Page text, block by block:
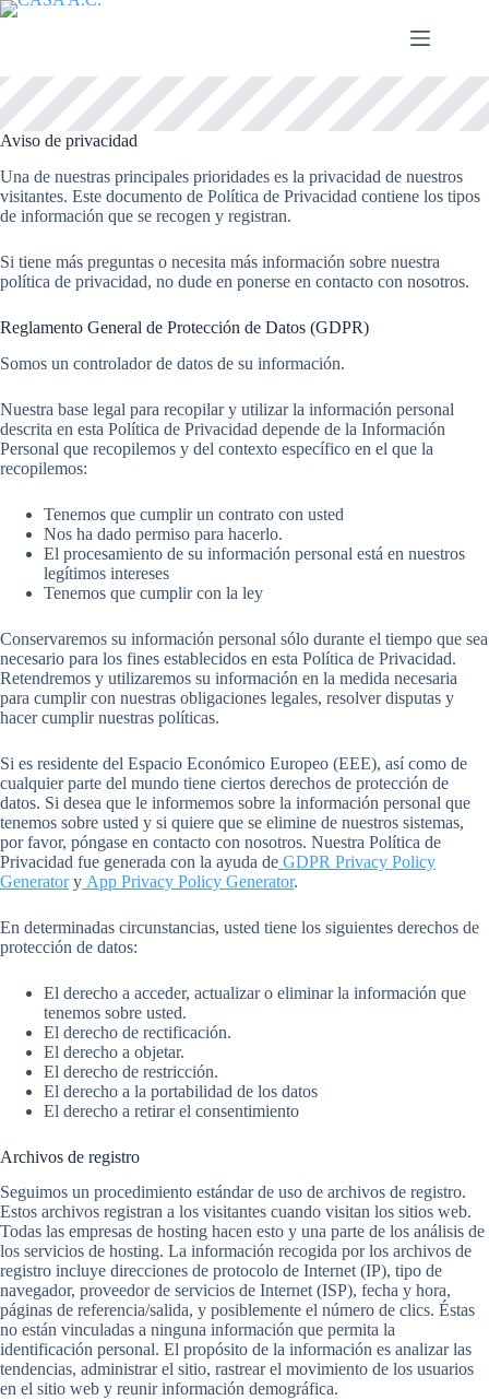
Saltar
Aviso de privacidad
Una de nuestras principales prioridades es la privacidad de nuestros
visitantes. Este documento de Política de Privacidad contiene los tipos
de información que se recogen y registran.
Si tiene más preguntas o necesita más información sobre nuestra
política de privacidad, no dude en ponerse en contacto con nosotros.
Reglamento General de Protección de Datos (GDPR)
Somos un controlador de datos de su información.
Nuestra base legal para recopilar y utilizar la información personal
descrita en esta Política de Privacidad depende de la Información
Personal que recopilemos y del contexto específico en el que la
recopilemos:
Tenemos que cumplir un contrato con usted
Nos ha dado permiso para hacerlo.
El procesamiento de su información personal está en nuestros
legítimos intereses
Tenemos que cumplir con la ley
Conservaremos su información personal sólo durante el tiempo que sea
necesario para los fines establecidos en esta Política de Privacidad.
Retendremos y utilizaremos su información en la medida necesaria
para cumplir con nuestras obligaciones legales, resolver disputas y
hacer cumplir nuestras políticas.
Si es residente del Espacio Económico Europeo (EEE), así como de
cualquier parte del mundo tiene ciertos derechos de protección de
datos. Si desea que le informemos sobre la información personal que
tenemos sobre usted y si quiere que se elimine de nuestros sistemas,
por favor, póngase en contacto con nosotros. Nuestra Política de
Privacidad fue generada con la ayuda de GDPR Privacy Policy
Generatory App Privacy Policy Generator.
En determinadas circunstancias, usted tiene los siguientes derechos de
protección de datos:
El derecho a acceder, actualizar o eliminar la información que
tenemos sobre usted.
El derecho de rectificación.
El derecho a objetar.
El derecho de restricción.
El derecho a la portabilidad de los datos
El derecho a retirar el consentimiento
Archivos de registro
Seguimos un procedimiento estándar de uso de archivos de registro.
Estos archivos registran a los visitantes cuando visitan los sitios web.
Todas las empresas de hosting hacen esto y una parte de los análisis de
los servicios de hosting. La información recogida por los archivos de
registro incluye direcciones de protocolo de Internet (IP), tipo de
navegador, proveedor de servicios de Internet (ISP), fecha y hora,
páginas de referencia/salida, y posiblemente el número de clics. Éstas
no están vinculadas a ninguna información que permita la
identificación personal. El propósito de la información es analizar las
tendencias, administrar el sitio, rastrear el movimiento de los usuarios
en el sitio web y reunir información demográfica.